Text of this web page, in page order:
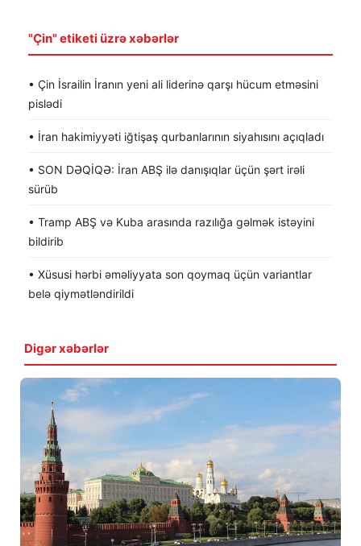
"Çin" etiketi üzrə xəbərlər
• Çin İsrailin İranın yeni ali liderinə qarşı hücum etməsini
pislədi
• İran hakimiyyəti iğtişaş qurbanlarının siyahısını açıqladı
• SON DƏQİQƏ: İran ABŞ ilə danışıqlar üçün şərt irəli
sürüb
• Tramp ABŞ və Kuba arasında razılığa gəlmək istəyini
bildirib
• Xüsusi hərbi əməliyyata son qoymaq üçün variantlar
belə qiymətləndirildi
Digər xəbərlər